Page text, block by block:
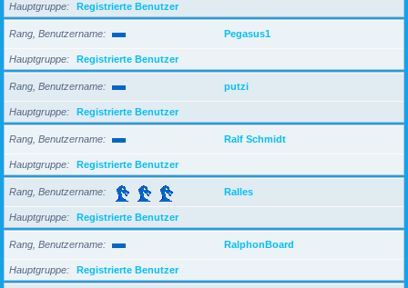
Hauptgruppe Registrierte Benutzer
Rang, Benutzername Pegasus1
Hauptgruppe Registrierte Benutzer
Rang, Benutzername putzi
Hauptgruppe Registrierte Benutzer
Rang, Benutzername Ralf Schmidt
Hauptgruppe Registrierte Benutzer
Rang, Benutzername Ralles
Hauptgruppe Registrierte Benutzer
Rang, Benutzername RalphonBoard
Hauptgruppe Registrierte Benutzer